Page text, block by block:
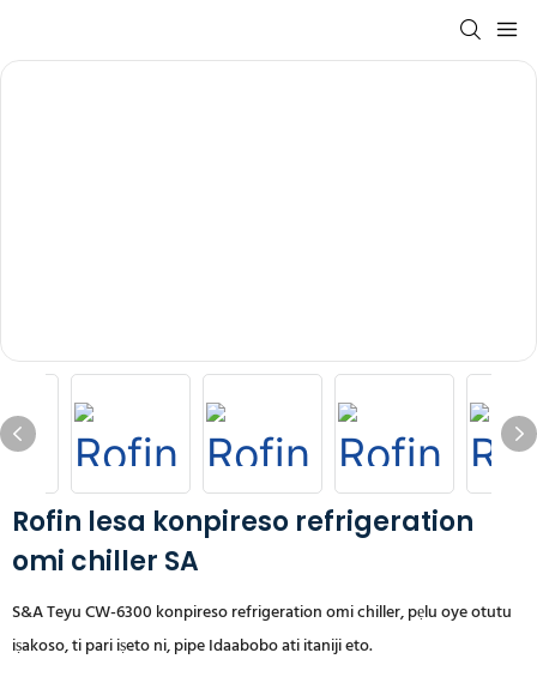
Rofin lesa konpireso refrigeration
omi chiller SA
S&A Teyu CW-6300 konpireso refrigeration omi chiller, pẹlu oye otutu
iṣakoso, ti pari iṣeto ni, pipe Idaabobo ati itaniji eto.